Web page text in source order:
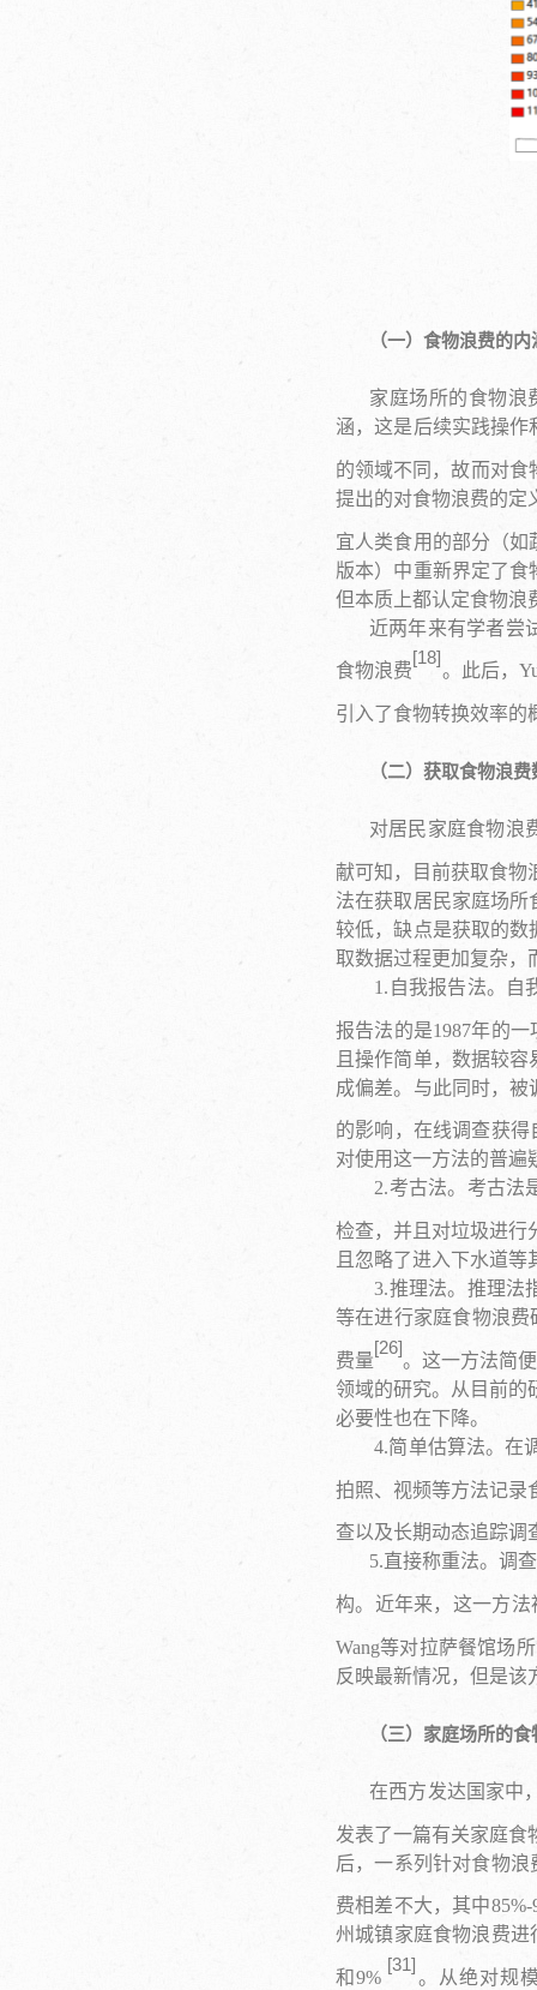
（一）食物浪费的内
家庭场所的食物浪
涵，这是后续实践操
的领域不同，故而对食
提出的对食物浪费的定
宜人类食用的部分（
版本）中重新界定了
但本质上都认定食物浪
近两年来有学者尝
食物浪费
[18]
。此后，
引入了食物转换效率的
（二）获取食物浪
对居民家庭食物浪
献可知，目前获取食物
法在获取居民家庭场
较低，缺点是获取的数
取数据过程更加复杂，
1.自我报告法。自我
报告法的是1987年的
且操作简单，数据较
成偏差。与此同时，
的影响，在线调查获
对使用这一方法的普遍
2.考古法。考古法是
检查，并且对垃圾进行
且忽略了进入下水道
3.推理法。推理法指
等在进行家庭食物浪
费量
[26]
。这一方法简
领域的研究。从目前的
必要性也在下降。
4.简单估算法。在调
拍照、视频等方法记录
查以及长期动态追踪调
5.直接称重法。调
构。近年来，这一方
Wang等对拉萨餐馆场
反映最新情况，但是该
（三）家庭场所的
在西方发达国家中
发表了一篇有关家庭食
后，一系列针对食物浪
费相差不大，其中
州城镇家庭食物浪费进
和9%
[31]
。从绝对规